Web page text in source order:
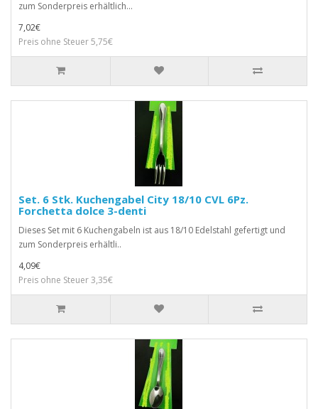
zum Sonderpreis erhältlich...
7,02€
Preis ohne Steuer 5,75€
Set. 6 Stk. Kuchengabel City 18/10 CVL 6Pz.
Forchetta dolce 3-denti
Dieses Set mit 6 Kuchengabeln ist aus 18/10 Edelstahl gefertigt und
zum Sonderpreis erhältli..
4,09€
Preis ohne Steuer 3,35€